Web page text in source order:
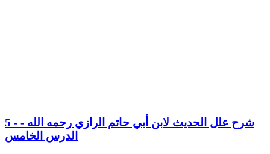
5 - شرح علل الحديث لابن أبي حاتم الرازي رحمه الله -
الدرس الخامس